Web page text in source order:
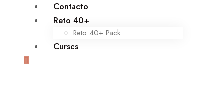
Contacto
Reto 40+
Reto 40+ Pack
Cursos